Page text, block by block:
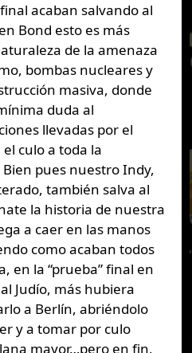
acaban salvando al
Bond esto es más
de la amenaza
bombas nucleares y
masiva, donde
duda al
llevadas por el
culo a toda la
pues nuestro Indy,
también salva al
la historia de nuestra
a caer en las manos
como acaban todos
en la “prueba” final en
Judío, más hubiera
a Berlín, abriéndolo
y a tomar por culo
mayor…pero en fin,